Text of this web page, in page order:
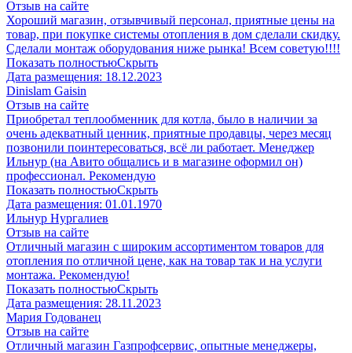
Отзыв на сайте
Хороший магазин, отзывчивый персонал, приятные цены на
товар, при покупке системы отопления в дом сделали скидку.
Сделали монтаж оборудования ниже рынка! Всем советую!!!!
Показать полностьюСкрыть
Дата размещения: 18.12.2023
Dinislam Gaisin
Отзыв на сайте
Приобретал теплообменник для котла, было в наличии за
очень адекватный ценник, приятные продавцы, через месяц
позвонили поинтересоваться, всё ли работает. Менеджер
Ильнур (на Авито общались и в магазине оформил он)
профессионал. Рекомендую
Показать полностьюСкрыть
Дата размещения: 01.01.1970
Ильнур Нургалиев
Отзыв на сайте
Отличный магазин с широким ассортиментом товаров для
отопления по отличной цене, как на товар так и на услуги
монтажа. Рекомендую!
Показать полностьюСкрыть
Дата размещения: 28.11.2023
Мария Годованец
Отзыв на сайте
Отличный магазин Газпрофсервис, опытные менеджеры,